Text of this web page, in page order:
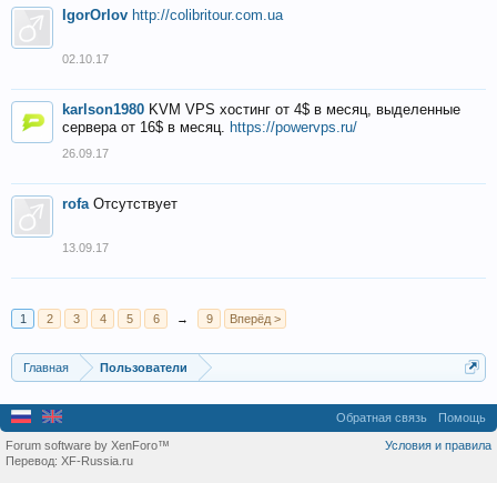
IgorOrlov http://colibritour.com.ua
02.10.17
karlson1980 KVM VPS хостинг от 4$ в месяц, выделенные
сервера от 16$ в месяц. https://powervps.ru/
26.09.17
rofa Отсутствует
13.09.17
1 2 3 4 5 6 → 9 Вперёд >
Главная Пользователи
Обратная связь Помощь
Условия и правила
Forum software by XenForo™
Перевод: XF-Russia.ru